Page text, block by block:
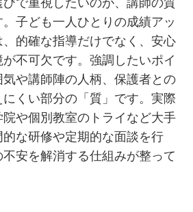
で重視したいのが、講師の質
子ども一人ひとりの成績アッ
的確な指導だけでなく、安心
不可欠です。強調したいポイ
や講師陣の人柄、保護者との
くい部分の「質」です。実際
や個別教室のトライなど大手
な研修や定期的な面談を行
安を解消する仕組みが整って